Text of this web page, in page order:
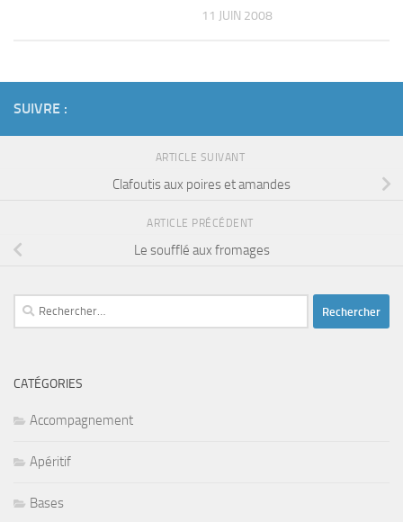
11 JUIN 2008
SUIVRE :
ARTICLE SUIVANT
Clafoutis aux poires et amandes
ARTICLE PRÉCÉDENT
Le soufflé aux fromages
Rechercher :
CATÉGORIES
Accompagnement
Apéritif
Bases